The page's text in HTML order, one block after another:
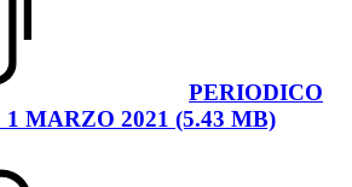
PERIODICO
MARZO 2021 (5.43 MB)